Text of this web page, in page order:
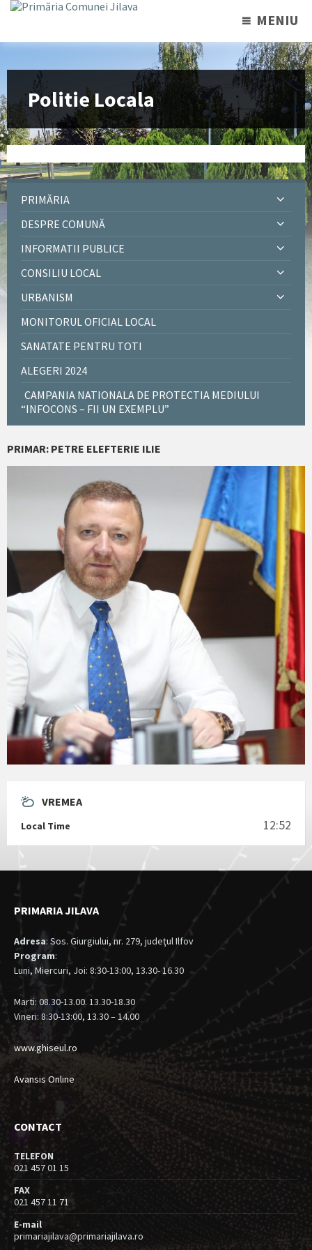
MENIU
Politie Locala
PRIMĂRIA
DESPRE COMUNĂ
INFORMATII PUBLICE
CONSILIU LOCAL
URBANISM
MONITORUL OFICIAL LOCAL
SANATATE PENTRU TOTI
ALEGERI 2024
CAMPANIA NATIONALA DE PROTECTIA MEDIULUI
“INFOCONS – FII UN EXEMPLU”
PRIMAR: PETRE ELEFTERIE ILIE
VREMEA
Local Time 12:52
PRIMARIA JILAVA
Adresa: Sos. Giurgiului, nr. 279, judeţul Ilfov
Program:
Luni, Miercuri, Joi: 8:30-13:00, 13.30- 16.30
Marti: 08.30-13.00. 13.30-18.30
Vineri: 8:30-13:00, 13.30 – 14.00
www.ghiseul.ro
Avansis Online
CONTACT
TELEFON
021 457 01 15
FAX
021 457 11 71
E-mail
primariajilava@primariajilava.ro